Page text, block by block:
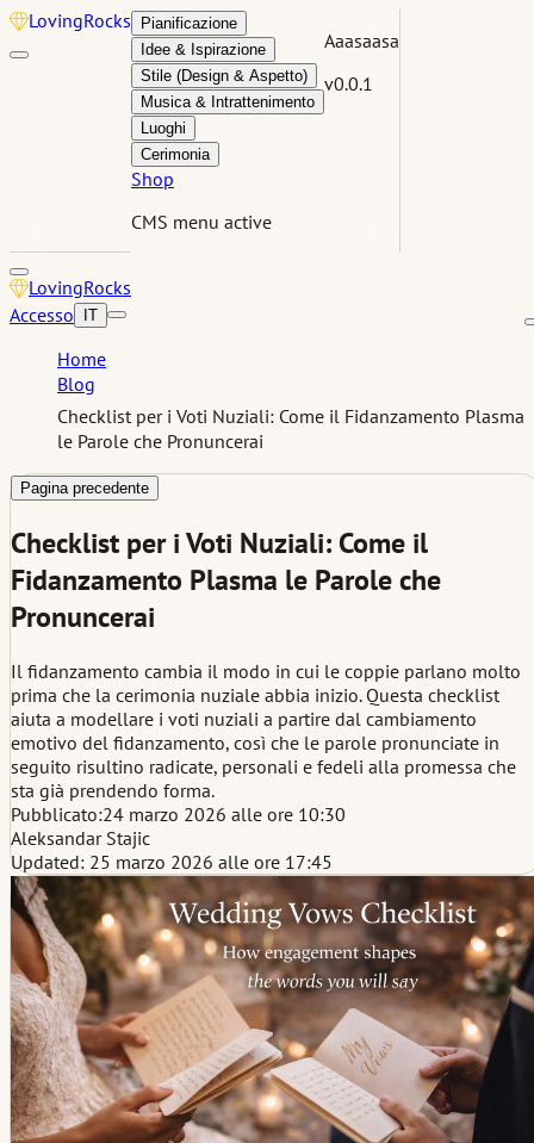
LovingRocks
Pianificazione
Idee & Ispirazione
Stile (Design & Aspetto)
Musica & Intrattenimento
Luoghi
Cerimonia
Shop
CMS menu active
Aaasaasa
v0.0.1
LovingRocks
Accesso
IT
Home
Blog
Checklist per i Voti Nuziali: Come il Fidanzamento Plasma
le Parole che Pronuncerai
Pagina precedente
Checklist per i Voti Nuziali: Come il
Fidanzamento Plasma le Parole che
Pronuncerai
Il fidanzamento cambia il modo in cui le coppie parlano molto
prima che la cerimonia nuziale abbia inizio. Questa checklist
aiuta a modellare i voti nuziali a partire dal cambiamento
emotivo del fidanzamento, così che le parole pronunciate in
seguito risultino radicate, personali e fedeli alla promessa che
sta già prendendo forma.
Pubblicato:24 marzo 2026 alle ore 10:30
Aleksandar Stajic
Updated: 25 marzo 2026 alle ore 17:45